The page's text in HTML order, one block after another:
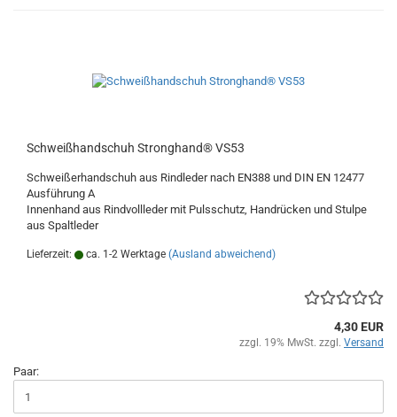
Schweißhandschuh Stronghand® VS53
Schweißerhandschuh aus Rindleder nach EN388 und DIN EN 12477
Ausführung A
Innenhand aus Rindvollleder mit Pulsschutz, Handrücken und Stulpe
aus Spaltleder
Lieferzeit: ca. 1-2 Werktage (Ausland abweichend)
4,30 EUR
zzgl. 19% MwSt. zzgl. Versand
Paar: